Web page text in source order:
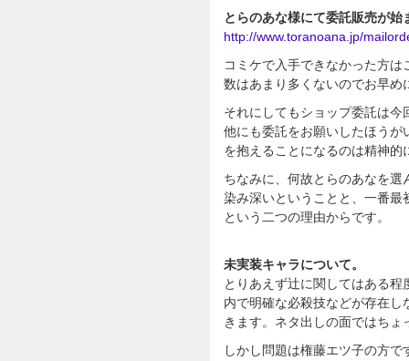
とらのあな様にて委託販売が始
http://www.toranoana.jp/
コミケで入手できなかった方
数はあまり多くないのでお早め
それにしてもショップ委託は
他にも委託をお願いしたほう
を抱えることになるのは精神
ちなみに、何故とらのあなを
染み深いということと、一番
という二つの理由からです。
未実装キャラについて。
とりあえず辻に関してはある
内で明確な必殺技などが存在
きます。ネタ出しの面ではちょ
しかし問題は権藤エツ子の方